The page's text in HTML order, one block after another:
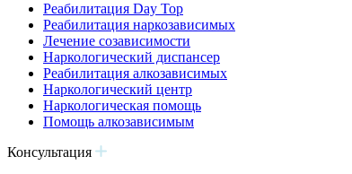
Реабилитация Day Top
Реабилитация наркозависимых
Лечение созависимости
Наркологический диспансер
Реабилитация алкозависимых
Наркологический центр
Наркологическая помощь
Помощь алкозависимым
Консультация